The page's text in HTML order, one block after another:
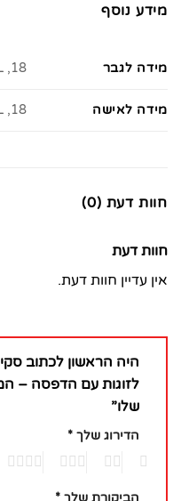
מידע נוסף
מידה לגבר 18, S, M, L, XL, XXL
מידה לאישה 18, S, M, L, XL, XXL
חוות דעת (0)
חוות דעת
אין עדיין חוות דעת.
היה הראשון לכתוב
לזוגות עם הדפסה –
שלו”
הדירוג שלך *
הביקורת שלך *